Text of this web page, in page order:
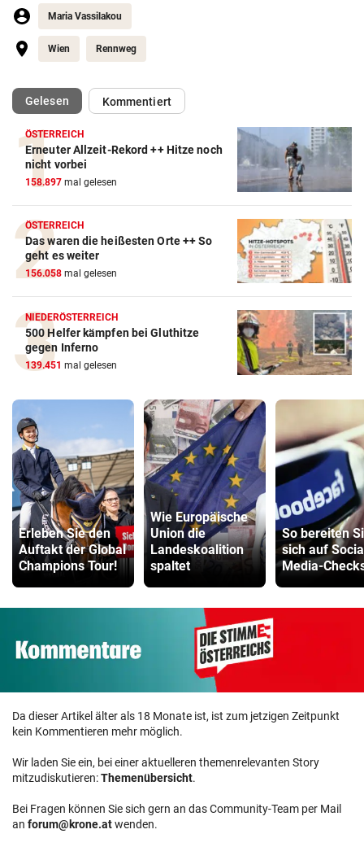
Maria Vassilakou
Wien Rennweg
Gelesen(ausgewählt)Kommentiert
ÖSTERREICH
Erneuter Allzeit-Rekord ++ Hitze noch
nicht vorbei
158.897 mal gelesen
ÖSTERREICH
Das waren die heißesten Orte ++ So
geht es weiter
156.058 mal gelesen
NIEDERÖSTERREICH
500 Helfer kämpfen bei Gluthitze
gegen Inferno
139.451 mal gelesen
Erleben Sie den
Auftakt der Global
Champions Tour!
Wie Europäische
Union die
Landeskoalition
spaltet
So bereiten
sich auf
Media-
Da dieser Artikel älter als 18 Monate ist, ist zum jetzigen Zeitpunkt
kein Kommentieren mehr möglich.
Wir laden Sie ein, bei einer aktuelleren themenrelevanten Story
mitzudiskutieren:Themenübersicht.
Bei Fragen können Sie sich gern an das Community-Team per Mail
an forum@krone.atwenden.